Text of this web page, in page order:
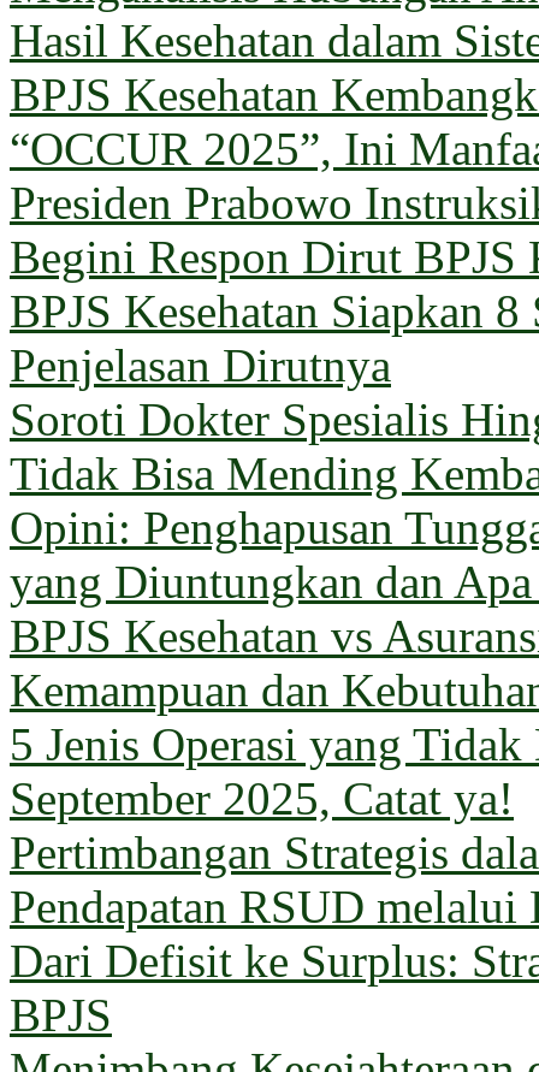
Hasil Kesehatan dalam
BPJS Kesehatan
“OCCUR 2025”, Ini
Presiden Prabowo
Begini Respon Dirut BPJS
BPJS Kesehatan Siapkan
Penjelasan Dirutnya
Soroti Dokter Spesialis
Tidak Bisa Mending
Opini: Penghapusan
yang Diuntungkan dan
BPJS Kesehatan vs
Kemampuan dan
5 Jenis Operasi yang
September 2025, Catat ya!
Pertimbangan Strategis
Pendapatan RSUD melalui
Dari Defisit ke Surplus:
BPJS